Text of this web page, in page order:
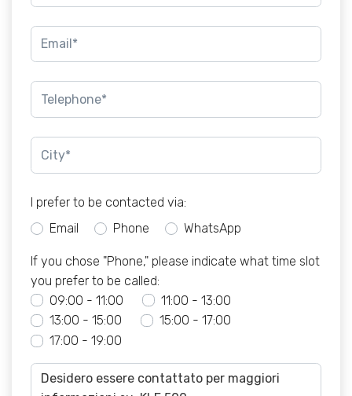
I prefer to be contacted via:
Email
Phone WhatsApp
If you chose "Phone," please indicate what time slot
you prefer to be called:
09:00 - 11:00
11:00 - 13:00
13:00 - 15:00
15:00 - 17:00
17:00 - 19:00